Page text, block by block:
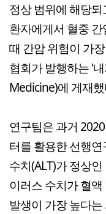
정상 범위에 해당
환자에게서 혈중
때 간암 위험이 가
협회가 발행하는 '
Medicine)에 게재
연구팀은 과거
터를 활용한 선행
수치(ALT)가 정상
이러스 수치가 혈
발생이 가장 높다